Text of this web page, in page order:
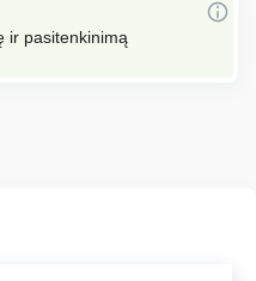
ir pasitenkinimą